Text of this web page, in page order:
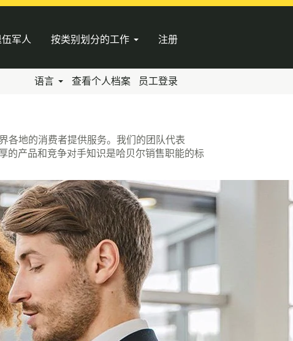
军人 按类别划分的工作 注册
语言 查看个人档案 员工登录
各地的消费者提供服务。我们的团队代表
的产品和竞争对手知识是哈贝尔销售职能的标